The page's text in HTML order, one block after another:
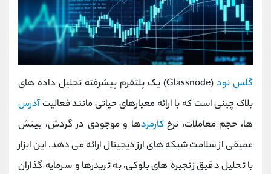
گلس‌ نود
(Glassnode) یک پلتفرم پیشرفته تحلیل داده ‌های
بلاک‌ چینی است که با ارائه معیارهای حیاتی مانند فعالیتآدرس‌
ها، حجم معاملات، نرخکارمزدها و موجودی در گردش، بینش
عمیقی از سلامت شبکه ‌های ارز دیجیتال ارائه می ‌دهد. این ابزار
با تحلیل دقیق زنجیره ‌های بلوکی، به تریدرها و سرمایه ‌گذاران